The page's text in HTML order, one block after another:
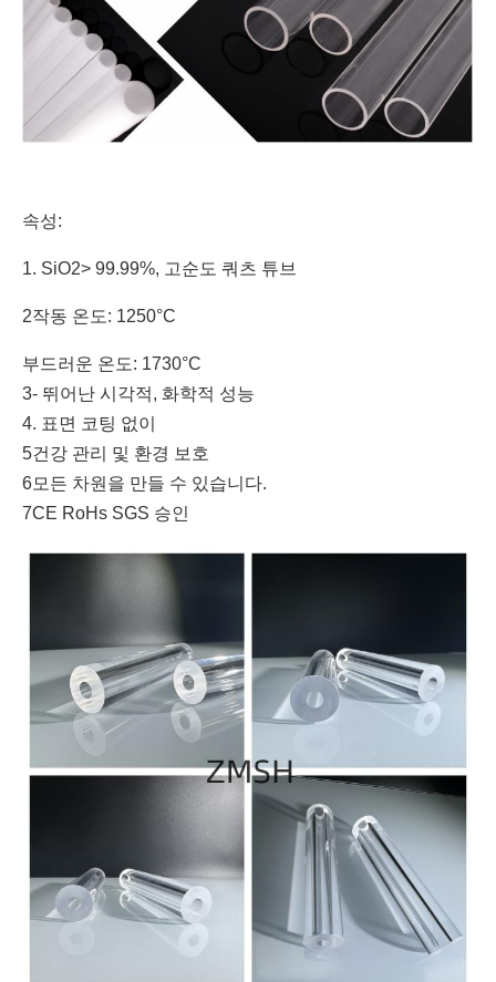
속성:
1. SiO2> 99.99%, 고순도 쿼츠 튜브
2작동 온도: 1250°C
부드러운 온도: 1730°C
3- 뛰어난 시각적, 화학적 성능
4. 표면 코팅 없이
5건강 관리 및 환경 보호
6모든 차원을 만들 수 있습니다.
7CE RoHs SGS 승인